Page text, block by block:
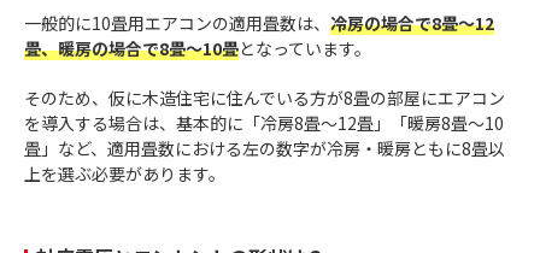
一般的に10畳用エアコンの適用畳数は、 冷房の場合で8畳～12
畳、暖房の場合で8畳～10畳となっています。
そのため、仮に木造住宅に住んでいる方が8畳の部屋にエアコン
を導入する場合は、基本的に「冷房8畳～12畳」「暖房8畳～10
畳」など、適用畳数における左の数字が冷房・暖房ともに8畳以
上を選ぶ必要があります。